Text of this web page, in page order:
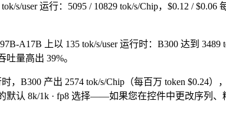
s/user 运行：5095 / 10829 tok/s/Chip，$0.12 /
A17B 上以 135 tok/s/user 运行时：B300 达到
量高出 39%。
，B300 产出 2574 tok/s/Chip（每百万 token $0.24
默认 8k/1k · fp8 选择——如果您在控件中更改序列